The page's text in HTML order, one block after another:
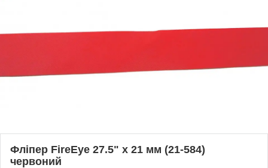
Фліпер FireEye 27.5" х 21 мм (21-584)
червоний